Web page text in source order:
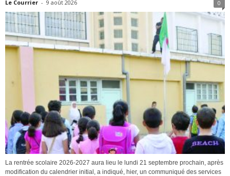
Le Courrier - 9 août 2026 0
La rentrée scolaire 2026-2027 aura lieu le lundi 21 septembre prochain, après
modification du calendrier initial, a indiqué, hier, un communiqué des services